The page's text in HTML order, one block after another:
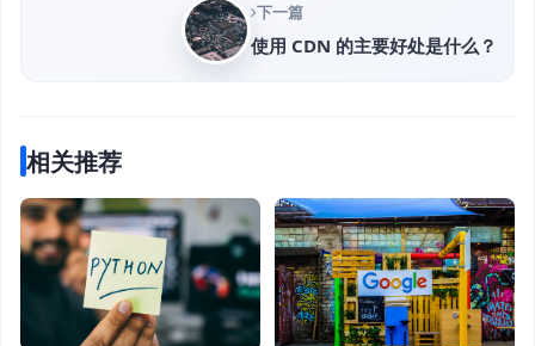
下一篇
使用 CDN 的主要好处是什么？
相关推荐